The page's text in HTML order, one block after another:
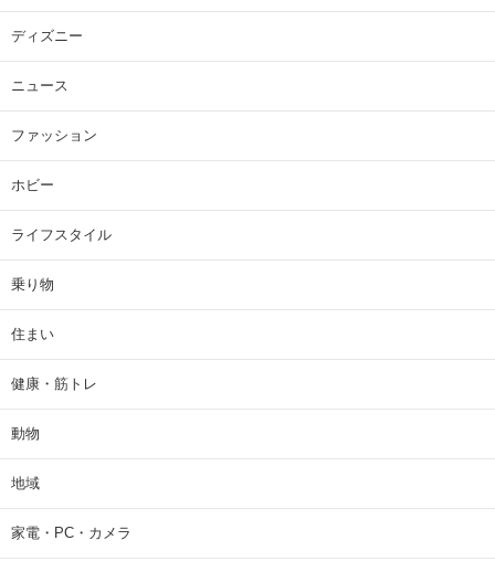
ディズニー
ニュース
ファッション
ホビー
ライフスタイル
乗り物
住まい
健康・筋トレ
動物
地域
家電・PC・カメラ